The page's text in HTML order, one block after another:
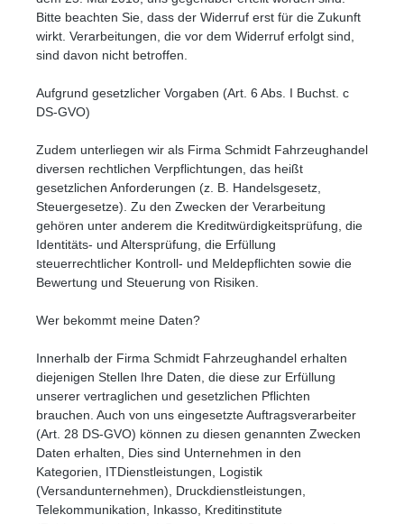
Bitte beachten Sie, dass der Widerruf erst für die Zukunft
wirkt. Verarbeitungen, die vor dem Widerruf erfolgt sind,
sind davon nicht betroffen.
Aufgrund gesetzlicher Vorgaben (Art. 6 Abs. I Buchst. c
DS-GVO)
Zudem unterliegen wir als Firma Schmidt Fahrzeughandel
diversen rechtlichen Verpflichtungen, das heißt
gesetzlichen Anforderungen (z. B. Handelsgesetz,
Steuergesetze). Zu den Zwecken der Verarbeitung
gehören unter anderem die Kreditwürdigkeitsprüfung, die
Identitäts- und Altersprüfung, die Erfüllung
steuerrechtlicher Kontroll- und Meldepflichten sowie die
Bewertung und Steuerung von Risiken.
Wer bekommt meine Daten?
Innerhalb der Firma Schmidt Fahrzeughandel erhalten
diejenigen Stellen Ihre Daten, die diese zur Erfüllung
unserer vertraglichen und gesetzlichen Pflichten
brauchen. Auch von uns eingesetzte Auftragsverarbeiter
(Art. 28 DS-GVO) können zu diesen genannten Zwecken
Daten erhalten, Dies sind Unternehmen in den
Kategorien, ITDienstleistungen, Logistik
(Versandunternehmen), Druckdienstleistungen,
Telekommunikation, Inkasso, Kreditinstitute